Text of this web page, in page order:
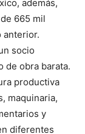
además,
665 mil
anterior.
socio
de obra barata.
productiva
maquinaria,
y
diferentes